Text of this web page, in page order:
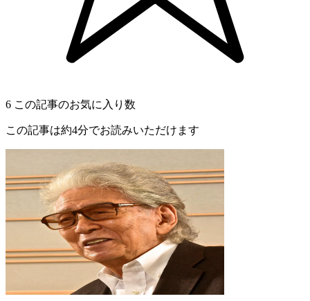
6 この記事のお気に入り数
この記事は約4分でお読みいただけます